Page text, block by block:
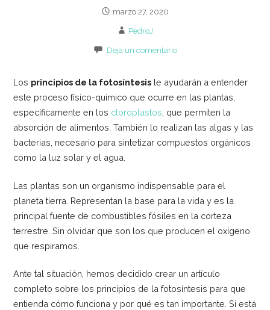
marzo 27, 2020
PedroJ
Deja un comentario
Los principios de la fotosíntesis le ayudarán a entender
este proceso físico-químico que ocurre en las plantas,
específicamente en los cloroplastos , que permiten la
absorción de alimentos. También lo realizan las algas y las
bacterias, necesario para sintetizar compuestos orgánicos
como la luz solar y el agua.
Las plantas son un organismo indispensable para el
planeta tierra. Representan la base para la vida y es la
principal fuente de combustibles fósiles en la corteza
terrestre. Sin olvidar que son los que producen el oxígeno
que respiramos.
Ante tal situación, hemos decidido crear un artículo
completo sobre los principios de la fotosíntesis para que
entienda cómo funciona y por qué es tan importante. Si está